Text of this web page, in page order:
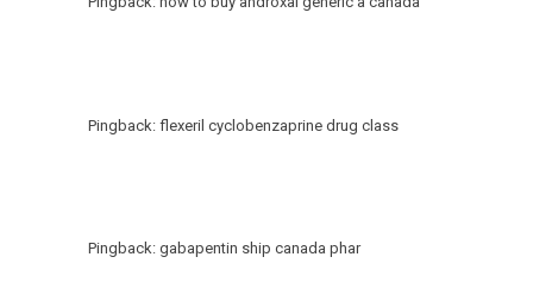
Pingback: flexeril cyclobenzaprine drug class
Pingback: gabapentin ship canada phar